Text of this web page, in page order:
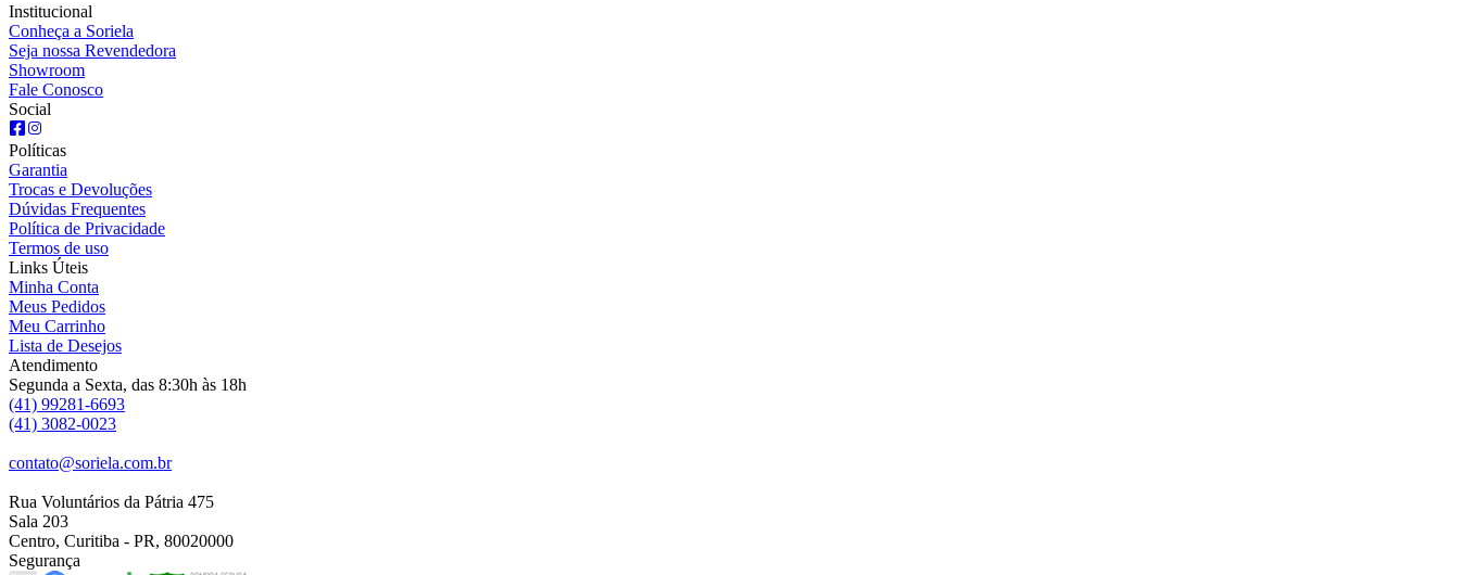
Institucional
Conheça a Soriela
Seja nossa Revendedora
Showroom
Fale Conosco
Social
Políticas
Garantia
Trocas e Devoluções
Dúvidas Frequentes
Política de Privacidade
Termos de uso
Links Úteis
Minha Conta
Meus Pedidos
Meu Carrinho
Lista de Desejos
Atendimento
Segunda a Sexta, das 8:30h às 18h
(41) 99281-6693
(41) 3082-0023
contato@soriela.com.br
Rua Voluntários da Pátria 475
Sala 203
Centro, Curitiba - PR, 80020000
Segurança